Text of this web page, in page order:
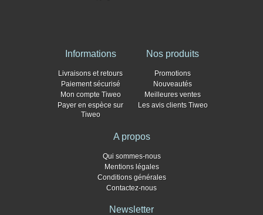
Informations
Livraisons et retours
Paiement sécurisé
Mon compte Tiweo
Payer en espèce sur
Tiweo
Nos produits
Promotions
Nouveautés
Meilleures ventes
Les avis clients Tiweo
A propos
Qui sommes-nous
Mentions légales
Conditions générales
Contactez-nous
Newsletter